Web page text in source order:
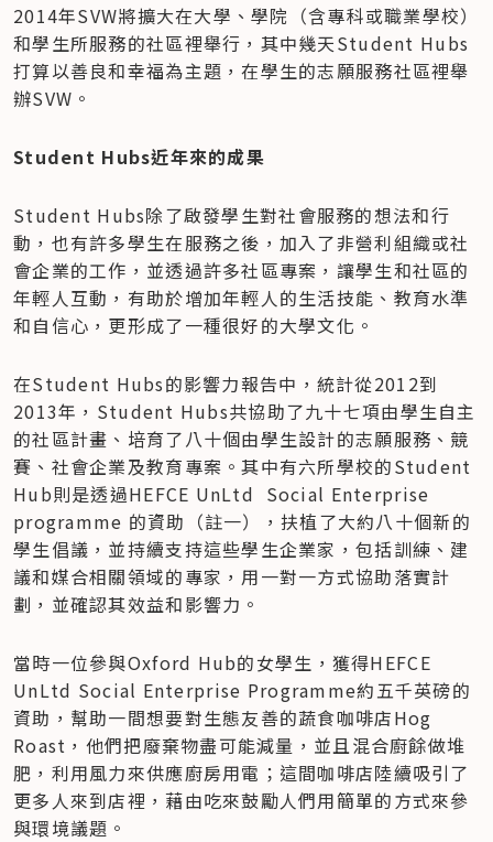
2014年SVW將擴大在大學、學院（含專科或職業學校）
和學生所服務的社區裡舉行，其中幾天Student Hubs
打算以善良和幸福為主題，在學生的志願服務社區裡舉
辦SVW。
Student Hubs近年來的成果
Student Hubs除了啟發學生對社會服務的想法和行
動，也有許多學生在服務之後，加入了非營利組織或社
會企業的工作，並透過許多社區專案，讓學生和社區的
年輕人互動，有助於增加年輕人的生活技能、教育水準
和自信心，更形成了一種很好的大學文化。
在Student Hubs的影響力報告中，統計從2012到
2013年，Student Hubs共協助了九十七項由學生自主
的社區計畫、培育了八十個由學生設計的志願服務、競
賽、社會企業及教育專案。其中有六所學校的Student
Hub則是透過HEFCE UnLtd  Social Enterprise
programme 的資助（註一），扶植了大約八十個新的
學生倡議，並持續支持這些學生企業家，包括訓練、建
議和媒合相關領域的專家，用一對一方式協助落實計
劃，並確認其效益和影響力。
當時一位參與Oxford Hub的女學生，獲得HEFCE
UnLtd Social Enterprise Programme約五千英磅的
資助，幫助一間想要對生態友善的蔬食咖啡店Hog
Roast，他們把廢棄物盡可能減量，並且混合廚餘做堆
肥，利用風力來供應廚房用電；這間咖啡店陸續吸引了
更多人來到店裡，藉由吃來鼓勵人們用簡單的方式來參
與環境議題。